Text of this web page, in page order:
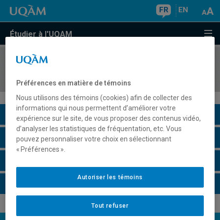
FR EN
Étudier à l'UQAM
COURS//
Description du cours
Horaire - Été 2026
Préférences en matière de témoins
Nous utilisons des témoins (cookies) afin de collecter des
informations qui nous permettent d’améliorer votre
expérience sur le site, de vous proposer des contenus vidéo,
d’analyser les statistiques de fréquentation, etc. Vous
pouvez personnaliser votre choix en sélectionnant
« Préférences ».
Tout refuser
Autoriser les témoins